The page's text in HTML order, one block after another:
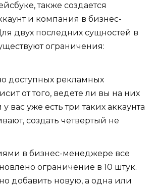
также создается
и компания в бизнес-
двух последних сущностей в
ограничения:
доступных рекламных
от того, ведете ли вы на них
вас уже есть три таких аккаунта
создать четвертый не
в бизнес-менеджере все
ограничение в 10 штук.
добавить новую, а одна или